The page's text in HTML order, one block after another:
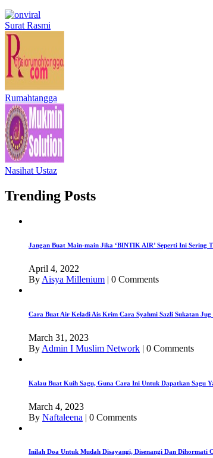
Surat Rasmi
Rumahtangga
Nasihat Ustaz
Trending Posts
Jangan Buat Main-main Jika ‘BINTIK AIR’ Seperti Ini
April 4, 2022
By Aisya Millenium | 0 Comments
Cara Buat Air Keladi Ais Krim Cara Syahmi Sazli Sukatan Jug
March 31, 2023
By Admin I Muslim Network | 0 Comments
Kalau Buat Kuih Sagu, Guna Cara Ini Untuk Dapatkan Sagu
March 4, 2023
By Naftaleena | 0 Comments
Inilah Doa Untuk Mudah Disayangi, Disenangi Dan Dihormati